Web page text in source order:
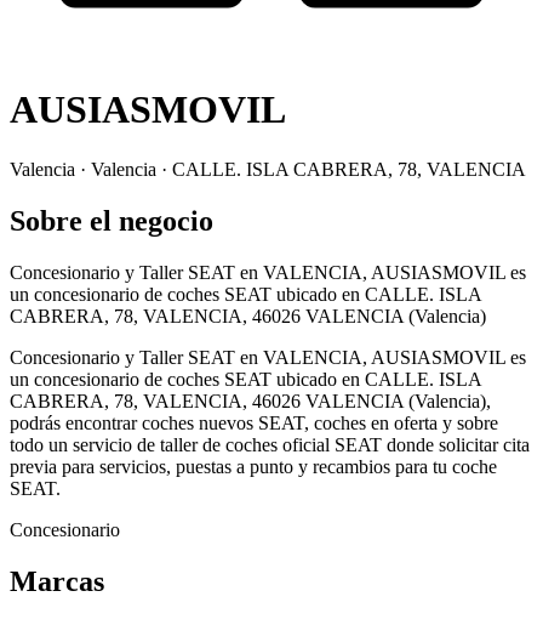
AUSIASMOVIL
Valencia · Valencia · CALLE. ISLA CABRERA, 78, VALENCIA
Sobre el negocio
Concesionario y Taller SEAT en VALENCIA, AUSIASMOVIL es
un concesionario de coches SEAT ubicado en CALLE. ISLA
CABRERA, 78, VALENCIA, 46026 VALENCIA (Valencia)
Concesionario y Taller SEAT en VALENCIA, AUSIASMOVIL es
un concesionario de coches SEAT ubicado en CALLE. ISLA
CABRERA, 78, VALENCIA, 46026 VALENCIA (Valencia),
podrás encontrar coches nuevos SEAT, coches en oferta y sobre
todo un servicio de taller de coches oficial SEAT donde solicitar cita
previa para servicios, puestas a punto y recambios para tu coche
SEAT.
Concesionario
Marcas